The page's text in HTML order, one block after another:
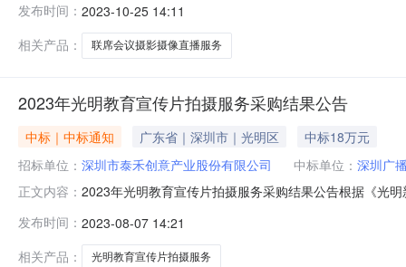
摄影摄像等内容。三、拟委托单位深圳市泰禾创意产业
请在公示之日起3个工作日
发布时间： 2023-10-25 14:11
相关产品：
联席会议摄影摄像直播服务
2023年光明教育宣传片拍摄服务采购结果公告
中标｜中标通知 广东省｜深圳市｜光明区
中标18万元
招标单位： 深圳市泰禾创意产业股份有限公司 中标单位： 深圳广
正文内容： 2023年光明教育宣传片拍摄服务采购结果公告根据《光
司，深圳寰图视觉科技有限公司，深圳广播电影电视集
业股份有限公司7家供应
发布时间： 2023-08-07 14:21
相关产品：
光明教育宣传片拍摄服务